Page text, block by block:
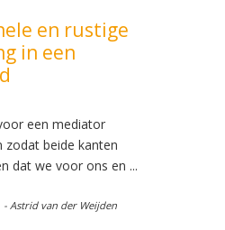
en rustige
in een
een mediator
zodat beide kanten
dat we voor ons en ...
- Astrid van der Weijden